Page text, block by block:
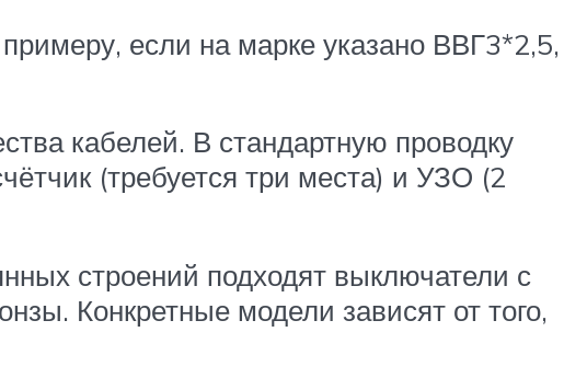
если на марке указано ВВГ3*2,5,
кабелей. В стандартную проводку
(требуется три места) и УЗО (2
строений подходят выключатели с
Конкретные модели зависят от того,